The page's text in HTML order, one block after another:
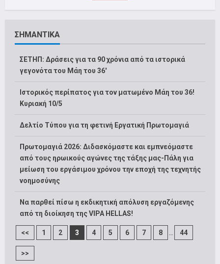
ΣΗΜΑΝΤΙΚΑ
ΣΕΤΗΠ: Δράσεις για τα 90 χρόνια από τα ιστορικά
γεγονότα του Μάη του 36′
Ιστορικός περίπατος για τον ματωμένο Μάη του 36!
Κυριακή 10/5
Δελτίο Τύπου για τη φετινή Εργατική Πρωτομαγιά
Πρωτομαγιά 2026: Διδασκόμαστε και εμπνεόμαστε
από τους ηρωικούς αγώνες της τάξης μας-Πάλη για
μείωση του εργάσιμου χρόνου την εποχή της τεχνητής
νοημοσύνης
Να παρθεί πίσω η εκδικητική απόλυση εργαζόμενης
από τη διοίκηση της VIPA HELLAS!
<< 1 2 3 4 5 6 7 8 ... 44
>>